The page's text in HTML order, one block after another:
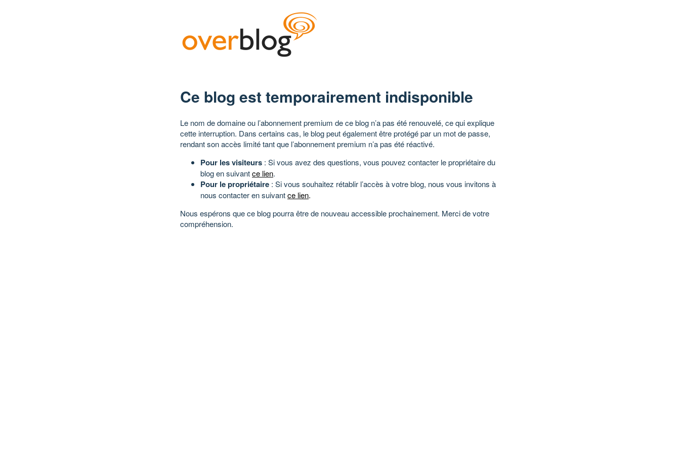
Ce blog est temporairement indisponible
Le nom de domaine ou l’abonnement premium de ce blog n’a pas été renouvelé, ce qui explique
cette interruption. Dans certains cas, le blog peut également être protégé par un mot de passe,
rendant son accès limité tant que l’abonnement premium n’a pas été réactivé.
Pour les visiteurs : Si vous avez des questions, vous pouvez contacter le propriétaire du
blog en suivantce lien.
Pour le propriétaire : Si vous souhaitez rétablir l’accès à votre blog, nous vous invitons à
nous contacter en suivantce lien.
Nous espérons que ce blog pourra être de nouveau accessible prochainement. Merci de votre
compréhension.